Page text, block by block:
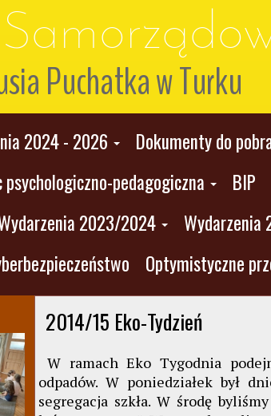
Puchatka w Turku
2024 - 2026 Dokumenty do
psychologiczno-pedagogiczna BIP
2023/2024 Wydarzenia
Optymistyczne
2014/15 Eko-Tydzień
W ramach Eko Tygodnia
odpadów. W poniedziałek był
segregacja szkła. W środę